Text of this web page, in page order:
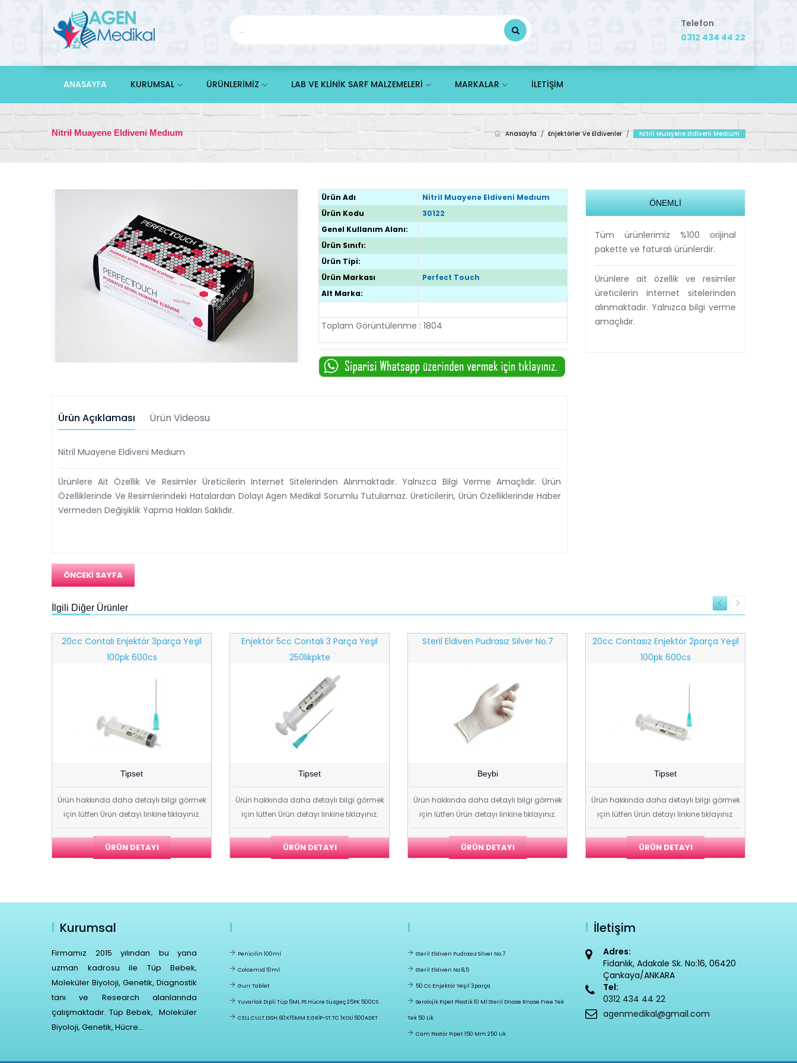
Telefon
0312 434 44 22
ANASAYFA KURUMSAL ÜRÜNLERİMİZ LAB VE KLİNİK SARF MALZEMELERİ MARKALAR İLETİŞİM
Nitril Muayene Eldiveni Medıum Anasayfa / Enjektörler Ve Eldivenler / Nitril Muayene Eldiveni Medıum
Ürün Adı
Nitril Muayene Eldiveni Medıum
Ürün Kodu
30122
Genel Kullanım Alanı:
Ürün Sınıfı:
Ürün Tipi:
Ürün Markası
Perfect Touch
Alt Marka:
Toplam Görüntülenme : 1804
Ürün Açıklaması Ürün Videosu
Nitril Muayene Eldiveni Medıum
Ürünlere Ait Özellik Ve Resimler Üreticilerin Internet Sitelerinden Alınmaktadır. Yalnızca Bilgi Verme Amaçlıdır. Ürün
Özelliklerinde Ve Resimlerindeki Hatalardan Dolayı Agen Medikal Sorumlu Tutulamaz. Üreticilerin, Ürün Özelliklerinde Haber
Vermeden Değişiklik Yapma Hakları Saklıdır.
ÖNCEKİ SAYFA
ÖNEMLİ
Tüm ürünlerimiz %100 orijinal
pakette ve faturalı ürünlerdir.
Ürünlere ait özellik ve resimler
üreticilerin internet sitelerinden
alınmaktadır. Yalnızca bilgi verme
amaçlıdır.
İlgili Diğer Ürünler
20cc Contalı Enjektör 3parça Yeşil
100pk 600cs
Tipset
Ürün hakkında daha detaylı bilgi görmek
için lütfen Ürün detayı linkine tıklayınız.
ÜRÜN DETAYI
Enjektör 5cc Contalı 3 Parça Yeşil
250likpkte
Tipset
Ürün hakkında daha detaylı bilgi görmek
için lütfen Ürün detayı linkine tıklayınız.
ÜRÜN DETAYI
Steril Eldiven Pudrasız Silver No.7
Beybi
Ürün hakkında daha detaylı bilgi görmek
için lütfen Ürün detayı linkine tıklayınız.
ÜRÜN DETAYI
20cc Contasız Enjektör 2parça Yeşil
100pk 600cs
Tipset
Ürün hakkında daha detaylı bilgi görmek
için lütfen Ürün detayı linkine tıklayınız.
ÜRÜN DETAYI
Kurumsal
Firmamız 2015 yılından bu yana
uzman kadrosu ile Tüp Bebek,
Moleküler Biyoloji, Genetik, Diagnostik
tanı ve Research alanlarında
çalışmaktadır. Tüp Bebek, Moleküler
Biyoloji, Genetik, Hücre...
Penicilin 100ml
Colcemid 10ml
Gurr Tablet
Yuvarlak Dipli Tüp 5ML PS Hücre Süzgeç 25PK 500CS
CELL.CULT.DISH.60X15MM E.GRİP-ST.TC 1KOLİ 500ADET
Steril Eldiven Pudrasız Silver No.7
Steril Eldiven No 8,5
50 Cc Enjektör Yeşil 3parça
Serolojik Pipet Plastik 10 Ml Steril Dnase Rnase Free Tek
Tek 50 Lik
Cam Pastör Pipet 150 Mm 250 Lik
İletişim
Adres:
Fidanlık, Adakale Sk. No:16, 06420
Çankaya/ANKARA
Tel:
0312 434 44 22
agenmedikal@gmail.com